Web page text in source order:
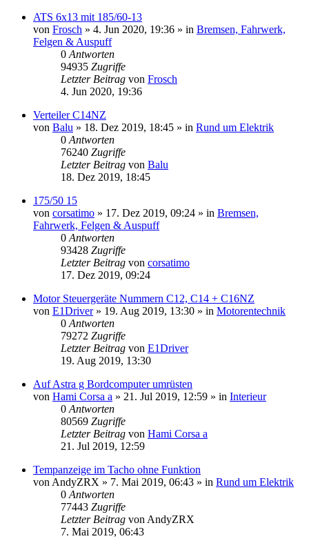
ATS 6x13 mit 185/60-13
von Frosch » 4. Jun 2020, 19:36 » in Bremsen, Fahrwerk,
Felgen & Auspuff
0 Antworten
94935 Zugriffe
Letzter Beitrag von Frosch
4. Jun 2020, 19:36
Verteiler C14NZ
von Balu » 18. Dez 2019, 18:45 » in Rund um Elektrik
0 Antworten
76240 Zugriffe
Letzter Beitrag von Balu
18. Dez 2019, 18:45
175/50 15
von corsatimo » 17. Dez 2019, 09:24 » in Bremsen,
Fahrwerk, Felgen & Auspuff
0 Antworten
93428 Zugriffe
Letzter Beitrag von corsatimo
17. Dez 2019, 09:24
Motor Steuergeräte Nummern C12, C14 + C16NZ
von E1Driver» 19. Aug 2019, 13:30 » in Motorentechnik
0 Antworten
79272 Zugriffe
Letzter Beitrag von E1Driver
19. Aug 2019, 13:30
Auf Astra g Bordcomputer umrüsten
von Hami Corsa a » 21. Jul 2019, 12:59 » in Interieur
0 Antworten
80569 Zugriffe
Letzter Beitrag von Hami Corsa a
21. Jul 2019, 12:59
Tempanzeige im Tacho ohne Funktion
von AndyZRX » 7. Mai 2019, 06:43 » in Rund um Elektrik
0 Antworten
77443 Zugriffe
Letzter Beitrag von AndyZRX
7. Mai 2019, 06:43